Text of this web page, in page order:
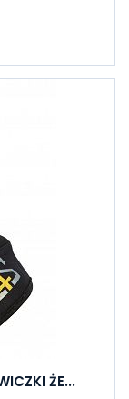
ŻE...